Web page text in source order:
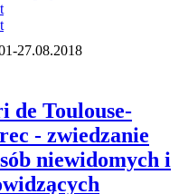
27.08.2018
de Toulouse-
- zwiedzanie
niewidomych i